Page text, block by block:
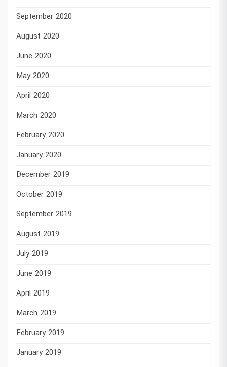
September 2020
August 2020
June 2020
May 2020
April 2020
March 2020
February 2020
January 2020
December 2019
October 2019
September 2019
August 2019
July 2019
June 2019
April 2019
March 2019
February 2019
January 2019